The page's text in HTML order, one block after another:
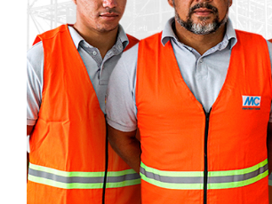
Alterações para este Aviso de
Este aviso de privacidade poderá
revisto periodicamente. Por isso,
sempre consultar esta seção.
se tornarão válidas na data da
sobre este Aviso de Privacidade
por e-mail: juridico@mc-